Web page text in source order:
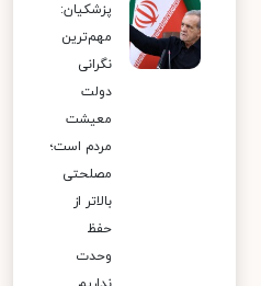
پزشکیان:
مهم‌ترین
نگرانی
دولت
معیشت
مردم است؛
مصلحتی
بالاتر از
حفظ
وحدت